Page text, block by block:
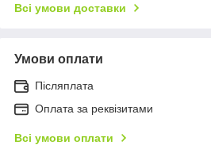
Всі умови доставки
Умови оплати
Післяплата
Оплата за реквізитами
Всі умови оплати